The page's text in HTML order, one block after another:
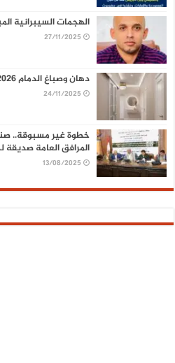
الهجمات السيبرانية
27/11/2025
دهان وصباغ الدمام 2026 – خبراء ديكورات وأصباغ الشرقية
24/11/2025
خطوة غير مسبوقة..
المرافق العامة صديقة
13/08/2025